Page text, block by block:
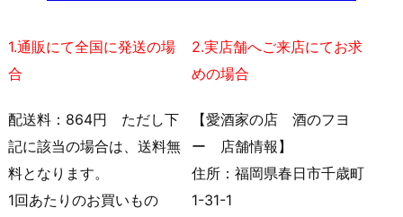
1.通販にて全国に発送の場
合
配送料：864円 ただし下
記に該当の場合は、送料無
料となります。
1回あたりのお買いもの
2.実店舗へご来店にてお求
めの場合
【愛酒家の店 酒のフヨ
ー 店舗情報】
住所：福岡県春日市千歳町
1-31-1